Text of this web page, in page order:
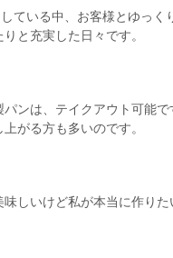
ている中、お客様とゆっく
と充実した日々です。
パンは、テイクアウト可能
がる方も多いのです。
しいけど私が本当に作り